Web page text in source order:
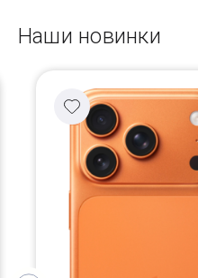
Наши новинки